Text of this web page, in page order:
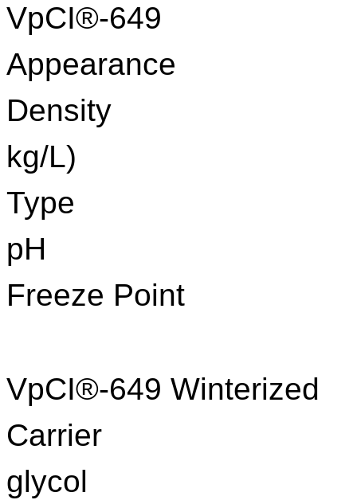
VpCI®-649
kg/L)
Freeze
VpCI®-649 Winterized
glycol